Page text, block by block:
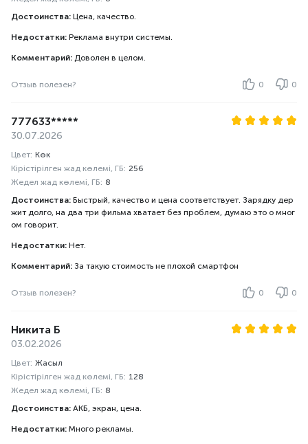
Достоинства: Цена, качество.
Недостатки: Реклама внутри системы.
Комментарий: Доволен в целом.
Отзыв полезен? 0 0
777633*****
30.07.2026
Цвет: Көк
Кірістірілген жад көлемі, ГБ: 256
Жедел жад көлемі, ГБ: 8
Достоинства: Быстрый, качество и цена соответствует. Зарядку дер
жит долго, на два три фильма хватает без проблем, думаю это о мног
ом говорит.
Недостатки: Нет.
Комментарий: За такую стоимость не плохой смартфон
Отзыв полезен? 0 0
Никита Б
03.02.2026
Цвет: Жасыл
Кірістірілген жад көлемі, ГБ: 128
Жедел жад көлемі, ГБ: 8
Достоинства: АКБ, экран, цена.
Недостатки: Много рекламы.